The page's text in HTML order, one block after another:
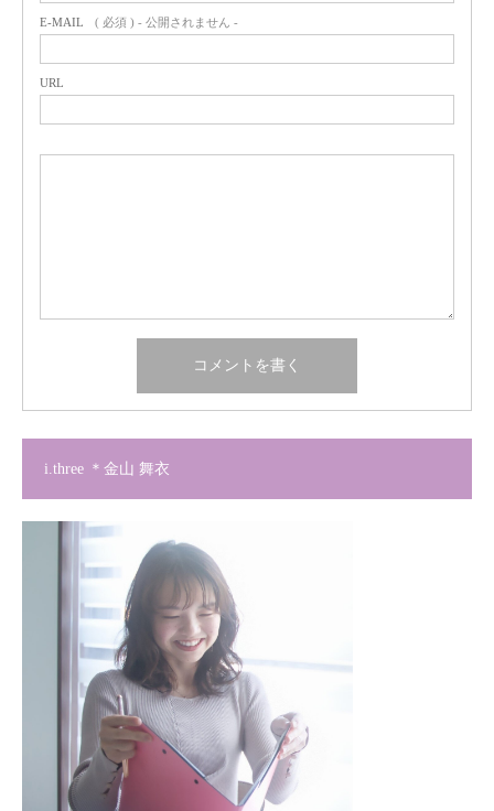
E-MAIL ( 必須 ) - 公開されません -
URL
i.three ＊金山 舞衣